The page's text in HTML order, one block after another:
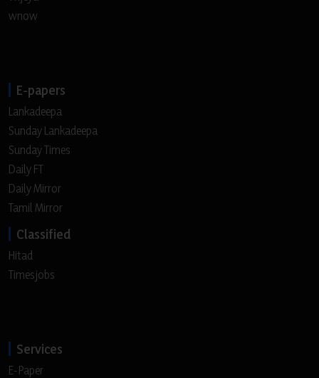
wnow
E-papers
Lankadeepa
Sunday Lankadeepa
Sunday Times
Daily FT
Daily Mirror
Tamil Mirror
Classified
Hitad
Timesjobs
Services
E-Paper